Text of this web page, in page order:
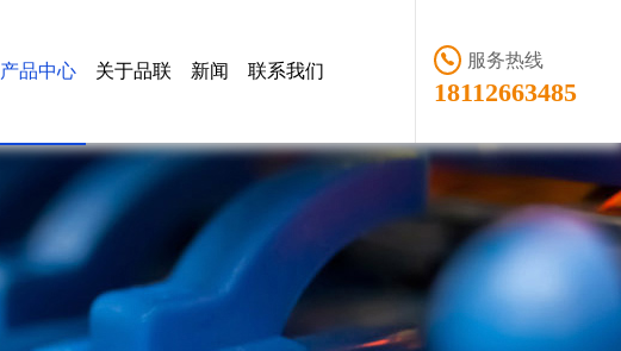
产品中心 关于品联 新闻 联系我们
服务热线
18112663485